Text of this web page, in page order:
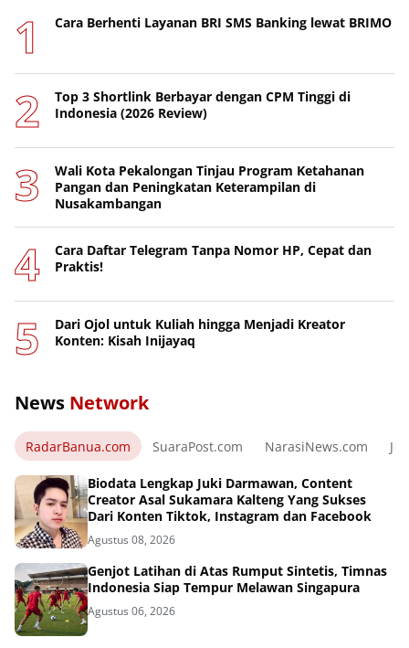
Cara Berhenti Layanan BRI SMS Banking lewat BRIMO
Top 3 Shortlink Berbayar dengan CPM Tinggi di
Indonesia (2026 Review)
Wali Kota Pekalongan Tinjau Program Ketahanan
Pangan dan Peningkatan Keterampilan di
Nusakambangan
Cara Daftar Telegram Tanpa Nomor HP, Cepat dan
Praktis!
Dari Ojol untuk Kuliah hingga Menjadi Kreator
Konten: Kisah Inijayaq
News Network
RadarBanua.com SuaraPost.com NarasiNews.com
Biodata Lengkap Juki Darmawan, Content
Creator Asal Sukamara Kalteng Yang Sukses
Dari Konten Tiktok, Instagram dan Facebook
Agustus 08, 2026
Genjot Latihan di Atas Rumput Sintetis, Timnas
Indonesia Siap Tempur Melawan Singapura
Agustus 06, 2026